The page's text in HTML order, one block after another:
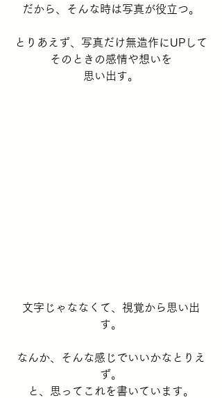
だから、そんな時は写真が役立つ。
とりあえず、写真だけ無造作にUPして
そのときの感情や想いを
思い出す。
文字じゃななくて、視覚から思い出
す。
なんか、そんな感じでいいかなとりえ
ず。
と、思ってこれを書いています。